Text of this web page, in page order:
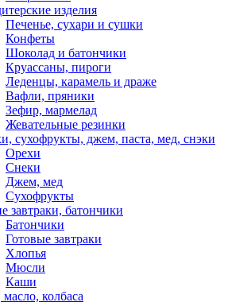
изделия
Печенье, сухари и сушки
Конфеты
Шоколад и батончики
Круассаны, пироги
Леденцы, карамель и драже
Вафли, пряники
Зефир, мармелад
Жевательные резинки
сухофрукты, джем, паста, мед, снэки
Орехи
Снеки
Джем, мед
Сухофрукты
завтраки, батончики
Батончики
Готовые завтраки
Хлопья
Мюсли
Каши
колбаса